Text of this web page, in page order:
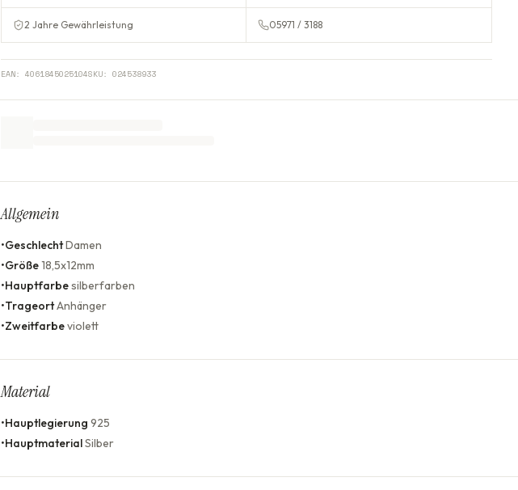
2 Jahre Gewährleistung 05971 / 3188
EAN: 4061845025104SKU: 024538933
Allgemein
•GeschlechtDamen
•Größe18,5x12mm
•Hauptfarbesilberfarben
•TrageortAnhänger
•Zweitfarbeviolett
Material
•Hauptlegierung 925
•HauptmaterialSilber